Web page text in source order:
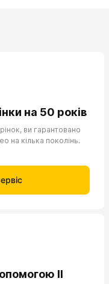
на 50 років
ви гарантовано
на кілька поколінь.
ІІ